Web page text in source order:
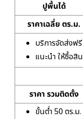
ปูพื้นได้
ราคาเฉลี่ย ตร.ม.
บริการจัดส่งฟ
แนะนำ ให้ซื้อสิ
ราคา รวมติดตั้ง
ขั้นต่ำ 50 ตร.ม.